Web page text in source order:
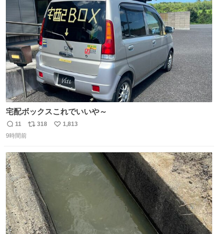
ト
数
数
宅配ボックスこれでいいや～
返
信
11
リ
ト
数
318
い
1,813
9時間前